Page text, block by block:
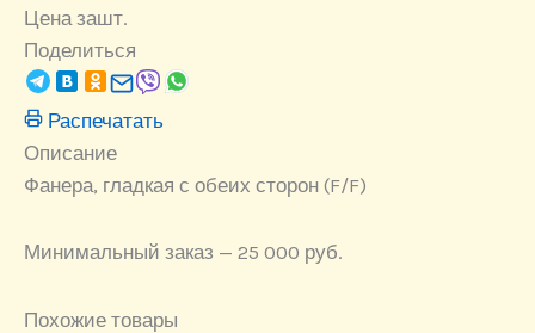
Цена зашт.
Поделиться
Распечатать
Описание
Фанера, гладкая с обеих сторон (F/F)
Минимальный заказ — 25 000 руб.
Похожие товары